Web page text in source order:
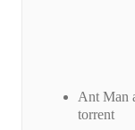
Ant Man
torrent